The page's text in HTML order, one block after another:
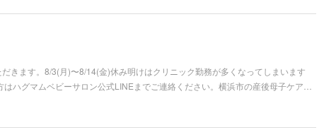
きます。8/3(月)〜8/14(金)休み明けはクリニック勤務が多くなってしまいます
ハグマムベビーサロン公式LINEまでご連絡ください。横浜市の産後母子ケア…